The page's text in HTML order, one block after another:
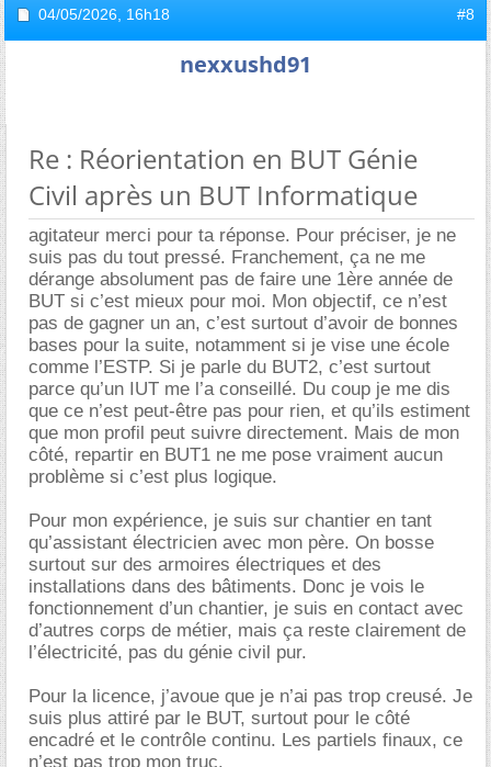
04/05/2026, 16h18 #8
nexxushd91
Re : Réorientation en BUT Génie
Civil après un BUT Informatique
agitateur merci pour ta réponse. Pour préciser, je ne
suis pas du tout pressé. Franchement, ça ne me
dérange absolument pas de faire une 1ère année de
BUT si c’est mieux pour moi. Mon objectif, ce n’est
pas de gagner un an, c’est surtout d’avoir de bonnes
bases pour la suite, notamment si je vise une école
comme l’ESTP. Si je parle du BUT2, c’est surtout
parce qu’un IUT me l’a conseillé. Du coup je me dis
que ce n’est peut-être pas pour rien, et qu’ils estiment
que mon profil peut suivre directement. Mais de mon
côté, repartir en BUT1 ne me pose vraiment aucun
problème si c’est plus logique.
Pour mon expérience, je suis sur chantier en tant
qu’assistant électricien avec mon père. On bosse
surtout sur des armoires électriques et des
installations dans des bâtiments. Donc je vois le
fonctionnement d’un chantier, je suis en contact avec
d’autres corps de métier, mais ça reste clairement de
l’électricité, pas du génie civil pur.
Pour la licence, j’avoue que je n’ai pas trop creusé. Je
suis plus attiré par le BUT, surtout pour le côté
encadré et le contrôle continu. Les partiels finaux, ce
n’est pas trop mon truc.